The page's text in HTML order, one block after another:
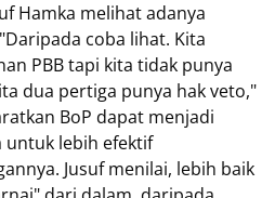
Hamka melihat adanya
coba lihat. Kita
PBB tapi kita tidak punya
dua pertiga punya hak veto,"
BoP dapat menjadi
untuk lebih efektif
Jusuf menilai, lebih baik